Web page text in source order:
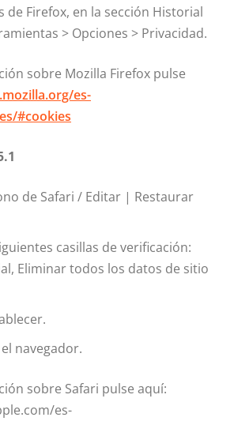
de Firefox, en la sección Historial
> Opciones > Privacidad.
sobre Mozilla Firefox pulse
es-
#cookies
de Safari / Editar | Restaurar
casillas de verificación:
Eliminar todos los datos de sitio
navegador.
sobre Safari pulse aquí:
es-